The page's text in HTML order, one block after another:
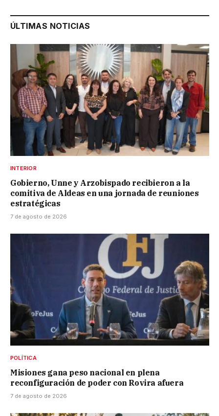
ÚLTIMAS NOTICIAS
INTERIOR
Gobierno, Unne y Arzobispado recibieron a la
comitiva de Aldeas en una jornada de reuniones
estratégicas
7 de agosto de 2026
POLÍTICA
Misiones gana peso nacional en plena
reconfiguración de poder con Rovira afuera
7 de agosto de 2026